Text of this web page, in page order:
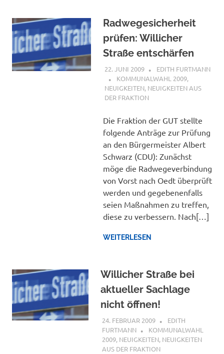
Radwegesicherheit
prüfen: Willicher
Straße entschärfen
22. JUNI 2009
EDITH FURTMANN
KOMMUNALWAHL 2009,
NEUIGKEITEN, NEUIGKEITEN AUS
DER FRAKTION
Die Fraktion der GUT stellte
folgende Anträge zur Prüfung
an den Bürgermeister Albert
Schwarz (CDU): Zunächst
möge die Radwegeverbindung
von Vorst nach Oedt überprüft
werden und gegebenenfalls
seien Maßnahmen zu treffen,
diese zu verbessern. Nach[…]
WEITERLESEN
Willicher Straße bei
aktueller Sachlage
nicht öffnen!
24. FEBRUAR 2009
EDITH
FURTMANN
KOMMUNALWAHL
2009, NEUIGKEITEN, NEUIGKEITEN
AUS DER FRAKTION